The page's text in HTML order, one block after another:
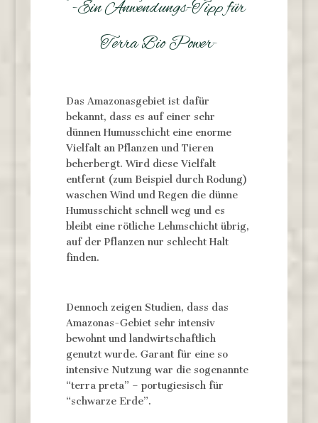
-Ein Anwendungs-Tipp für
Terra Bio Power-
Das Amazonasgebiet ist dafür
bekannt, dass es auf einer sehr
dünnen Humusschicht eine enorme
Vielfalt an Pflanzen und Tieren
beherbergt. Wird diese Vielfalt
entfernt (zum Beispiel durch Rodung)
waschen Wind und Regen die dünne
Humusschicht schnell weg und es
bleibt eine rötliche Lehmschicht übrig,
auf der Pflanzen nur schlecht Halt
finden.
Dennoch zeigen Studien, dass das
Amazonas-Gebiet sehr intensiv
bewohnt und landwirtschaftlich
genutzt wurde. Garant für eine so
intensive Nutzung war die sogenannte
“terra preta” – portugiesisch für
“schwarze Erde”.